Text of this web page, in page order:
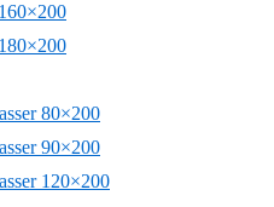
80×200
90×200
120×200